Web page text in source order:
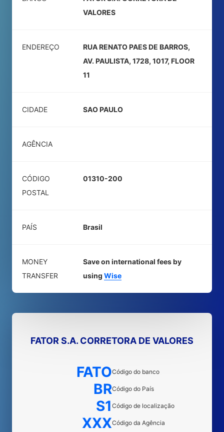
VALORES
ENDEREÇO
RUA RENATO PAES DE BARROS,
AV. PAULISTA, 1728, 1017, FLOOR
11
CIDADE SAO PAULO
AGÊNCIA
CÓDIGO
POSTAL
01310-200
PAÍS Brasil
MONEY
TRANSFER
Save on international fees by
using Wise
FATOR S.A. CORRETORA DE VALORES
FATOCódigo do banco
BRCódigo do País
S1 Código de localização
XXXCódigo da Agência